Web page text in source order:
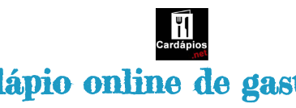
online de